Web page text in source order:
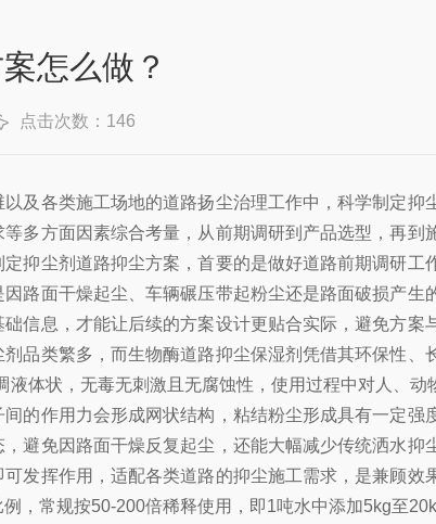
怎么做？
点击次数：146
及各类施工场地的道路扬尘治理工作中，科学制定
多方面因素综合考量，从前期调研到产品选型，再
抑尘剂道路抑尘方案，首要的是做好道路前期调研
路面干燥起尘、车辆碾压带起粉尘还是路面破损产
信息，才能让后续的方案设计更贴合实际，避免方
品类繁多，而生物酶道路抑尘保湿剂凭借其环保性
液体状，无毒无刺激且无腐蚀性，使用过程中对人、
的作用力会形成网状结构，粘结粉尘形成具有一定
避免因路面干燥反复起尘，还能大幅减少传统洒水
发挥作用，适配各类道路的抑尘施工需求，是兼顾
，常规按50-200倍稀释使用，即1吨水中添加5kg至